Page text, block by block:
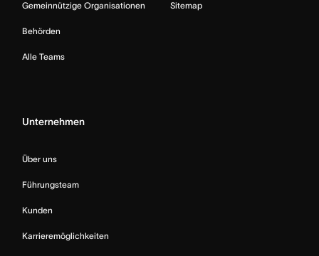
Gemeinnützige Organisationen
Behörden
Alle Teams
Sitemap
Unternehmen
Über uns
Führungsteam
Kunden
Karrieremöglichkeiten